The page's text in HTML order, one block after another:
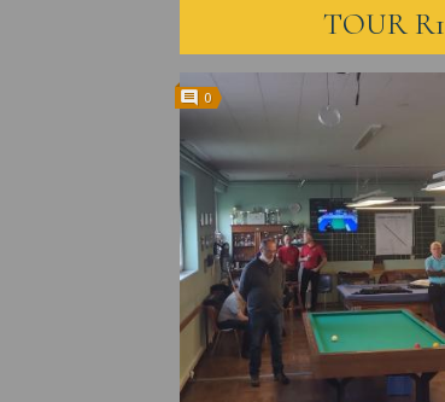
TOUR R1
0